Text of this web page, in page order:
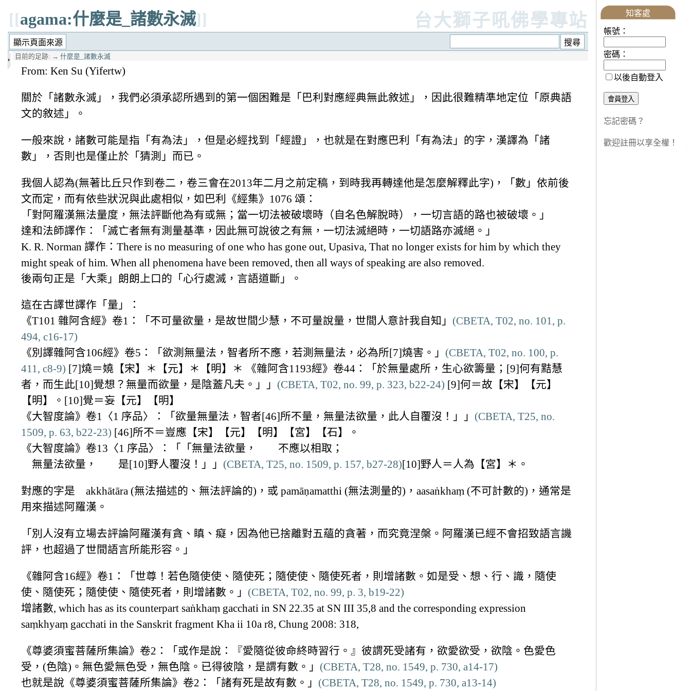
[[agama:什麼是_諸數永滅]] 台大獅子吼佛學專站
目前的足跡: → 什麼是_諸數永滅
From: Ken Su (Yifertw)
關於「諸數永滅」，我們必須承認所遇到的第一個困難是「巴利對應經典無此敘述」，因此很難精準地定位「原典語
文的敘述」。
一般來說，諸數可能是指「有為法」，但是必經找到「經證」，也就是在對應巴利「有為法」的字，漢譯為「諸
數」，否則也是僅止於「猜測」而已。
我個人認為(無著比丘只作到卷二，卷三會在2013年二月之前定稿，到時我再轉達他是怎麼解釋此字)，「數」依前後
文而定，而有依些狀況與此處相似，如巴利《經集》1076 頌：
「對阿羅漢無法量度，無法評斷他為有或無；當一切法被破壞時（自名色解脫時），一切言語的路也被破壞。」
達和法師譯作：「滅亡者無有測量基準，因此無可說彼之有無，一切法滅絕時，一切語路亦滅絕。」
K. R. Norman 譯作：There is no measuring of one who has gone out, Upasiva, That no longer exists for him by which they
might speak of him. When all phenomena have been removed, then all ways of speaking are also removed.
後兩句正是「大乘」朗朗上口的「心行處滅，言語道斷」。
這在古譯世譯作「量」：
《T101 雜阿含經》卷1：「不可量欲量，是故世間少慧，不可量說量，世間人意計我自知」 (CBETA, T02, no. 101, p.
494, c16-17)
《別譯雜阿含106經》卷5：「欲測無量法，智者所不應，若測無量法，必為所[7]燒害。」 (CBETA, T02, no. 100, p.
411, c8-9) [7]燒＝嬈【宋】＊【元】＊【明】＊ 《雜阿含1193經》卷44：「於無量處所，生心欲籌量；[9]何有黠慧
者，而生此[10]覺想？無量而欲量，是陰蓋凡夫。」」 (CBETA, T02, no. 99, p. 323, b22-24) [9]何＝故【宋】【元】
【明】。[10]覺＝妄【元】【明】
《大智度論》卷1〈1 序品〉：「欲量無量法，智者[46]所不量，無量法欲量，此人自覆沒！」」 (CBETA, T25, no.
1509, p. 63, b22-23) [46]所不＝豈應【宋】【元】【明】【宮】【石】。
《大智度論》卷13〈1 序品〉：「「無量法欲量， 不應以相取；
無量法欲量， 是[10]野人覆沒！」」 (CBETA, T25, no. 1509, p. 157, b27-28)[10]野人＝人為【宮】＊。
對應的字是 akkhātāra (無法描述的、無法評論的)，或 pamāṇamatthi (無法測量的)，aasaṅkhaṃ (不可計數的)，通常是
用來描述阿羅漢。
「別人沒有立場去評論阿羅漢有貪、瞋、癡，因為他已捨離對五蘊的貪著，而究竟涅槃。阿羅漢已經不會招致語言譏
評，也超過了世間語言所能形容。」
《雜阿含16經》卷1：「世尊！若色隨使使、隨使死；隨使使、隨使死者，則增諸數。如是受、想、行、識，隨使
使、隨使死；隨使使、隨使死者，則增諸數。」 (CBETA, T02, no. 99, p. 3, b19-22)
增諸數, which has as its counterpart saṅkhaṃ gacchati in SN 22.35 at SN III 35,8 and the corresponding expression
saṃkhyaṃ gacchati in the Sanskrit fragment Kha ii 10a r8, Chung 2008: 318,
《尊婆須蜜菩薩所集論》卷2：「或作是說：『愛隨從彼命終時習行。』彼謂死受諸有，欲愛欲受，欲陰。色愛色
受，(色陰)。無色愛無色受，無色陰。已得彼陰，是謂有數。」 (CBETA, T28, no. 1549, p. 730, a14-17)
也就是說《尊婆須蜜菩薩所集論》卷2：「諸有死是故有數。」 (CBETA, T28, no. 1549, p. 730, a13-14)
知客處
帳號：
密碼：
以後自動登入
忘記密碼？
歡迎註冊以享全權！